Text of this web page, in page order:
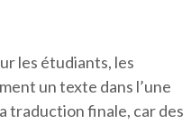
les étudiants, les
un texte dans l’une
traduction finale, car des